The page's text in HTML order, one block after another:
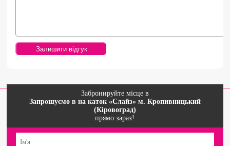
Забронируйте місце в
Запрошуємо в на каток «Слайз» м. Кропивницький
(Кіровоград)
прямо зараз!